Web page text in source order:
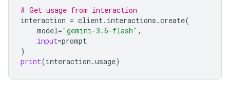
# Get usage from interaction
interaction = client. interactions .create(
model="gemini-3.6-flash" ,
input=prompt
)
print(interaction .usage)